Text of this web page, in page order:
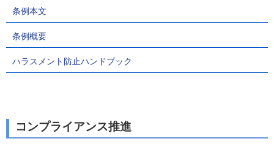
条例本文
条例概要
ハラスメント防止ハンドブック
コンプライアンス推進